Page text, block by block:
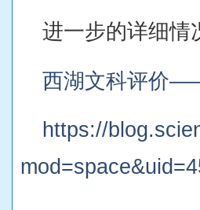
进一步的详细情
西湖文科评价
https://